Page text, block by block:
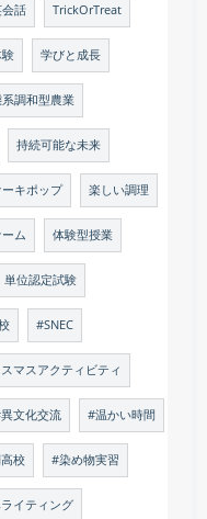
話 TrickOrTreat
学びと成長
調和型農業
持続可能な未来
キポップ 楽しい調理
ム 体験型授業
単位認定試験
#SNEC
マスアクティビティ
文化交流 #温かい時間
校 #染め物実習
イティング